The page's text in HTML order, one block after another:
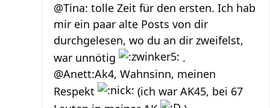
@Tina: tolle Zeit für den ersten. Ich hab
mir ein paar alte Posts von dir
durchgelesen, wo du an dir zweifelst,
war unnötig
.
@Anett:Ak4, Wahnsinn, meinen
Respekt
(ich war AK45, bei 67